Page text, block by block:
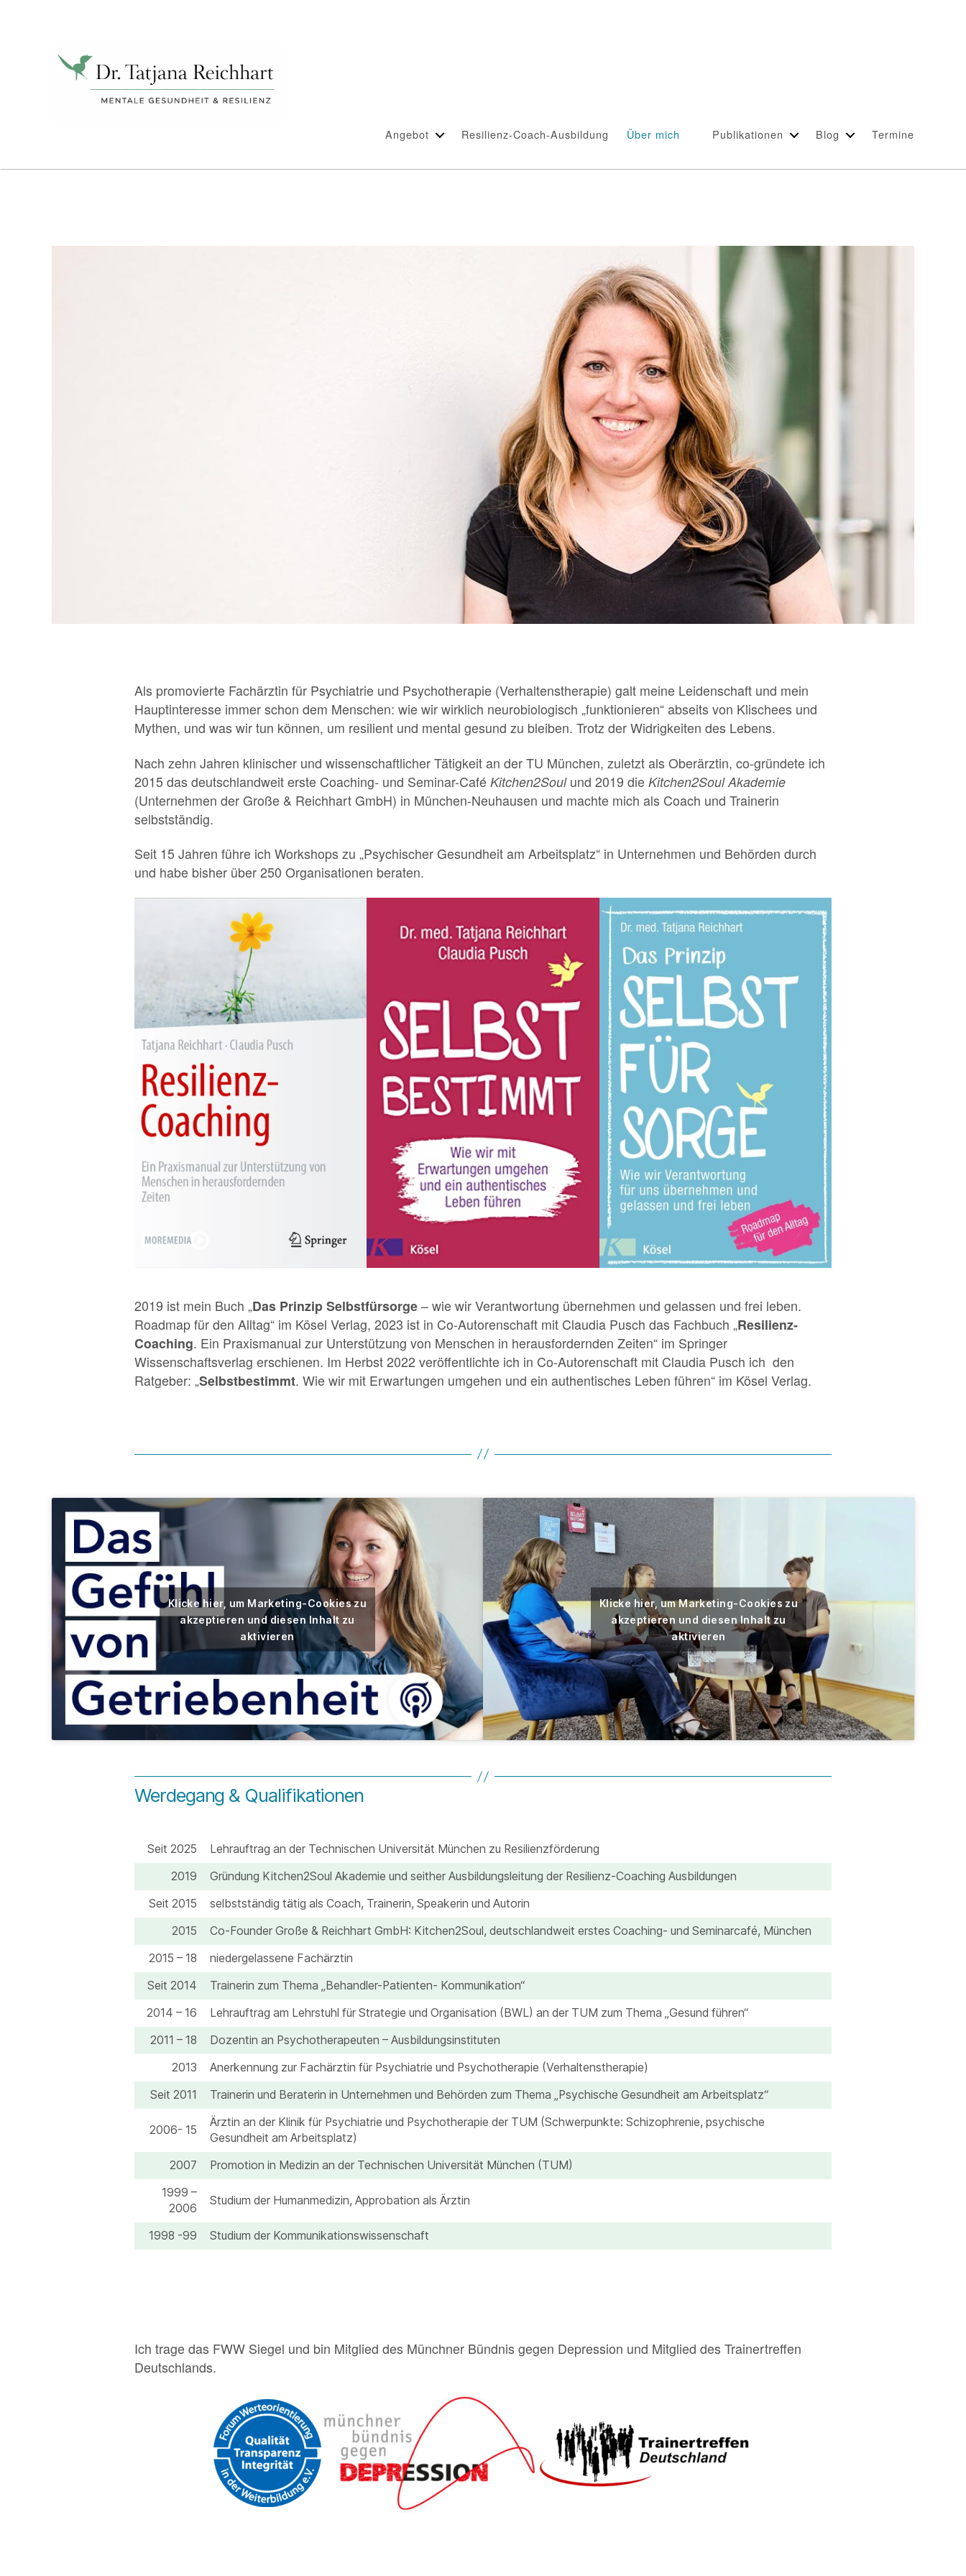
Angebot Resilienz-Coach-Ausbildung Über mich Publikationen Blog Termine
Als promovierte Fachärztin für Psychiatrie und Psychotherapie (Verhaltenstherapie) galt meine Leidenschaft und mein
Hauptinteresse immer schon dem Menschen: wie wir wirklich neurobiologisch „funktionieren“ abseits von Klischees und
Mythen, und was wir tun können, um resilient und mental gesund zu bleiben. Trotz der Widrigkeiten des Lebens.
Nach zehn Jahren klinischer und wissenschaftlicher Tätigkeit an der TU München, zuletzt als Oberärztin, co-gründete ich
2015 das deutschlandweit erste Coaching- und Seminar-Café Kitchen2Soulund 2019 die Kitchen2Soul Akademie
(Unternehmen der Große & Reichhart GmbH) in München-Neuhausen und machte mich als Coach und Trainerin
selbstständig.
Seit 15 Jahren führe ich Workshops zu „Psychischer Gesundheit am Arbeitsplatz“ in Unternehmen und Behörden durch
und habe bisher über 250 Organisationen beraten.
2019 ist mein Buch „Das Prinzip Selbstfürsorge – wie wir Verantwortung übernehmen und gelassen und frei leben.
Roadmap für den Alltag“ im Kösel Verlag, 2023 ist in Co-Autorenschaft mit Claudia Pusch das Fachbuch „Resilienz-
Coaching. Ein Praxismanual zur Unterstützung von Menschen in herausfordernden Zeiten“ im Springer
Wissenschaftsverlag erschienen. Im Herbst 2022 veröffentlichte ich in Co-Autorenschaft mit Claudia Pusch ich den
Ratgeber: „Selbstbestimmt. Wie wir mit Erwartungen umgehen und ein authentisches Leben führen“ im Kösel Verlag.
Klicke hier, um Marketing-Cookies zu
akzeptieren und diesen Inhalt zu
aktivieren
Klicke hier, um Marketing-Cookies zu
akzeptieren und diesen Inhalt zu
aktivieren
Werdegang & Qualifikationen
Seit 2025
Lehrauftrag an der Technischen Universität München zu Resilienzförderung
2019
Gründung Kitchen2Soul Akademie und seither Ausbildungsleitung der Resilienz-Coaching Ausbildungen
Seit 2015
selbstständig tätig als Coach, Trainerin, Speakerin und Autorin
2015
Co-Founder Große & Reichhart GmbH: Kitchen2Soul, deutschlandweit erstes Coaching- und Seminarcafé, München
2015 – 18
niedergelassene Fachärztin
Seit 2014
Trainerin zum Thema „Behandler-Patienten- Kommunikation“
2014 – 16
Lehrauftrag am Lehrstuhl für Strategie und Organisation (BWL) an der TUM zum Thema „Gesund führen“
2011 – 18
Dozentin an Psychotherapeuten – Ausbildungsinstituten
2013
Anerkennung zur Fachärztin für Psychiatrie und Psychotherapie (Verhaltenstherapie)
Seit 2011
Trainerin und Beraterin in Unternehmen und Behörden zum Thema „Psychische Gesundheit am Arbeitsplatz“
2006- 15
Ärztin an der Klinik für Psychiatrie und Psychotherapie der TUM (Schwerpunkte: Schizophrenie, psychische
Gesundheit am Arbeitsplatz)
2007
Promotion in Medizin an der Technischen Universität München (TUM)
1999 –
2006
Studium der Humanmedizin, Approbation als Ärztin
1998 -99 Studium der Kommunikationswissenschaft
Ich trage das FWW Siegel und bin Mitglied des Münchner Bündnis gegen Depression und Mitglied des Trainertreffen
Deutschlands.